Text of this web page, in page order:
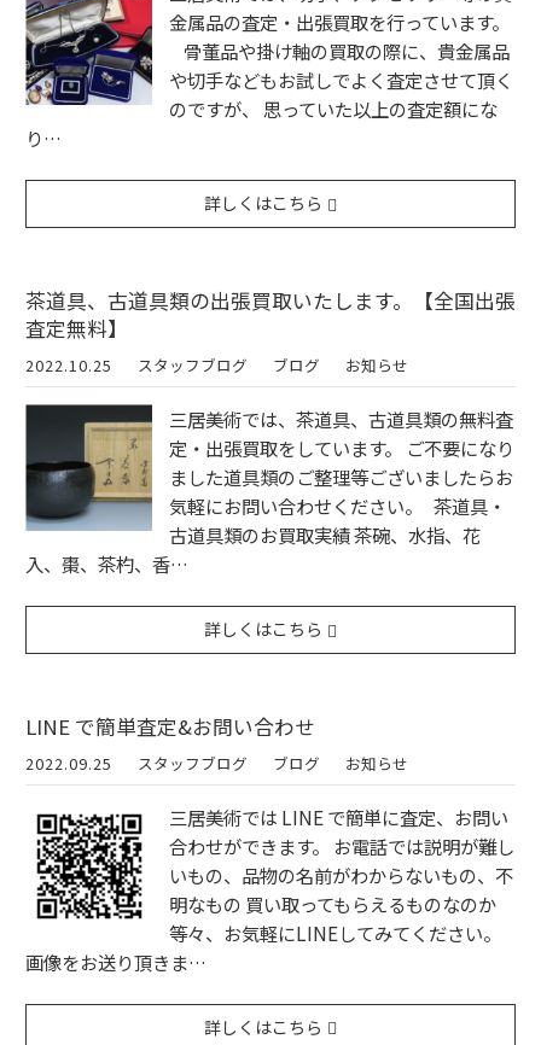
金属品の査定・出張買取を行っています。
骨董品や掛け軸の買取の際に、貴金属品
や切手などもお試しでよく査定させて頂く
のですが、 思っていた以上の査定額にな
り…
詳しくはこちら
茶道具、古道具類の出張買取いたします。【全国出張
査定無料】
2022.10.25 スタッフブログ ブログ お知らせ
三居美術では、茶道具、古道具類の無料査
定・出張買取をしています。 ご不要になり
ました道具類のご整理等ございましたらお
気軽にお問い合わせください。 茶道具・
古道具類のお買取実績 茶碗、水指、花
入、棗、茶杓、香…
詳しくはこちら
LINE で簡単査定&お問い合わせ
2022.09.25 スタッフブログ ブログ お知らせ
三居美術では LINE で簡単に査定、お問い
合わせができます。 お電話では説明が難し
いもの、品物の名前がわからないもの、不
明なもの 買い取ってもらえるものなのか
等々、お気軽にLINEしてみてください。
画像をお送り頂きま…
詳しくはこちら